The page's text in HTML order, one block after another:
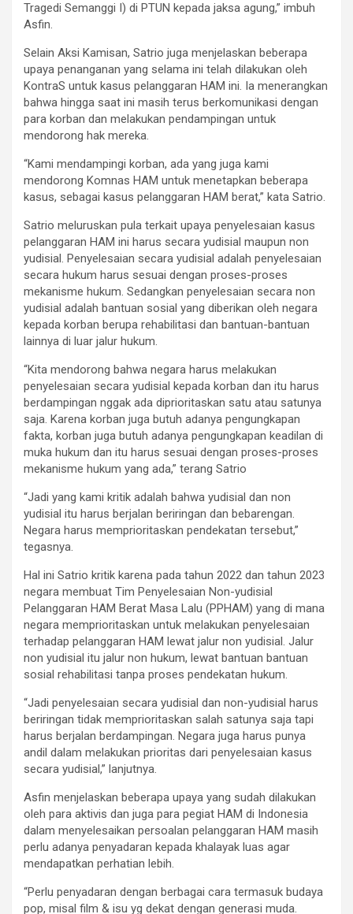
Tragedi Semanggi I) di PTUN kepada jaksa agung,” imbuh
Asfin.
Selain Aksi Kamisan, Satrio juga menjelaskan beberapa
upaya penanganan yang selama ini telah dilakukan oleh
KontraS untuk kasus pelanggaran HAM ini. Ia menerangkan
bahwa hingga saat ini masih terus berkomunikasi dengan
para korban dan melakukan pendampingan untuk
mendorong hak mereka.
“Kami mendampingi korban, ada yang juga kami
mendorong Komnas HAM untuk menetapkan beberapa
kasus, sebagai kasus pelanggaran HAM berat,” kata Satrio.
Satrio meluruskan pula terkait upaya penyelesaian kasus
pelanggaran HAM ini harus secara yudisial maupun non
yudisial. Penyelesaian secara yudisial adalah penyelesaian
secara hukum harus sesuai dengan proses-proses
mekanisme hukum. Sedangkan penyelesaian secara non
yudisial adalah bantuan sosial yang diberikan oleh negara
kepada korban berupa rehabilitasi dan bantuan-bantuan
lainnya di luar jalur hukum.
“Kita mendorong bahwa negara harus melakukan
penyelesaian secara yudisial kepada korban dan itu harus
berdampingan nggak ada diprioritaskan satu atau satunya
saja. Karena korban juga butuh adanya pengungkapan
fakta, korban juga butuh adanya pengungkapan keadilan di
muka hukum dan itu harus sesuai dengan proses-proses
mekanisme hukum yang ada,” terang Satrio
“Jadi yang kami kritik adalah bahwa yudisial dan non
yudisial itu harus berjalan beriringan dan bebarengan.
Negara harus memprioritaskan pendekatan tersebut,”
tegasnya.
Hal ini Satrio kritik karena pada tahun 2022 dan tahun 2023
negara membuat Tim Penyelesaian Non-yudisial
Pelanggaran HAM Berat Masa Lalu (PPHAM) yang di mana
negara memprioritaskan untuk melakukan penyelesaian
terhadap pelanggaran HAM lewat jalur non yudisial. Jalur
non yudisial itu jalur non hukum, lewat bantuan bantuan
sosial rehabilitasi tanpa proses pendekatan hukum.
“Jadi penyelesaian secara yudisial dan non-yudisial harus
beriringan tidak memprioritaskan salah satunya saja tapi
harus berjalan berdampingan. Negara juga harus punya
andil dalam melakukan prioritas dari penyelesaian kasus
secara yudisial,” lanjutnya.
Asfin menjelaskan beberapa upaya yang sudah dilakukan
oleh para aktivis dan juga para pegiat HAM di Indonesia
dalam menyelesaikan persoalan pelanggaran HAM masih
perlu adanya penyadaran kepada khalayak luas agar
mendapatkan perhatian lebih.
“Perlu penyadaran dengan berbagai cara termasuk budaya
pop, misal film & isu yg dekat dengan generasi muda.